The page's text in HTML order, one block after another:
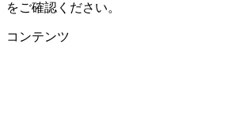
をご確認ください。
コンテンツ